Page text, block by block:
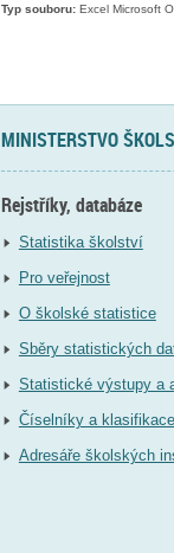
Typ souboru:Excel Microsoft
MINISTERSTVO
Rejstříky, databáze
Statistika školství
Pro veřejnost
O školské statistice
Sběry statistických
Statistické výstupy a
Číselníky a klasifikace
Adresáře školských